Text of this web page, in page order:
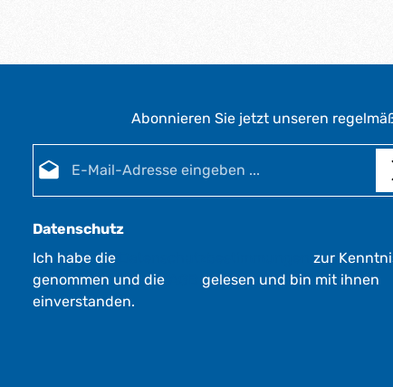
Abonnieren Sie jetzt unseren
Datenschutz
Ich habe die
zur
genommen und die
gelesen und bin mit ihnen
einverstanden.